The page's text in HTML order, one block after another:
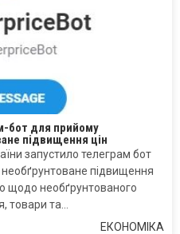
бот для прийому
підвищення цін
запустило телеграм бот
підвищення
щодо необґрунтованого
товари та…
ЕКОНОМІКА